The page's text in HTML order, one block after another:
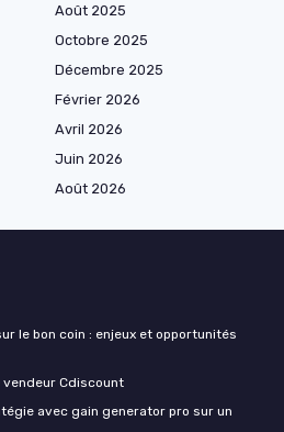
Août 2025
Octobre 2025
Décembre 2025
Février 2026
Avril 2026
Juin 2026
Août 2026
le bon coin : enjeux et opportunités
Cdiscount
avec gain generator pro sur un